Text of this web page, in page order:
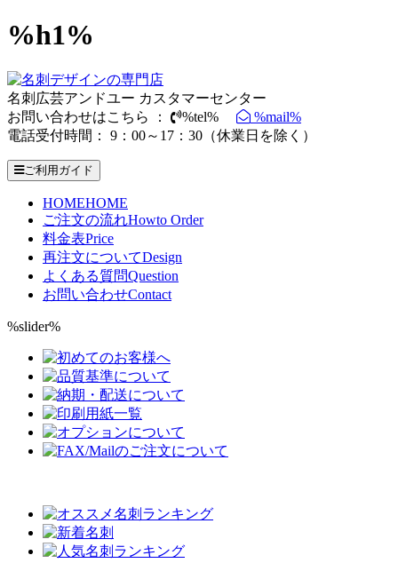
%h1%
名刺広芸アンドユー カスタマーセンター
お問い合わせはこちら ：
%tel%
%mail%
電話受付時間： 9：00～17：30（休業日を除く）
ご利用ガイド
HOMEHOME
ご注文の流れHowto Order
料金表Price
再注文についてDesign
よくある質問Question
お問い合わせContact
%slider%